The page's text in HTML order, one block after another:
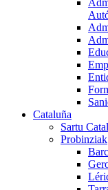
Cataluña
Sartu
Probinziak